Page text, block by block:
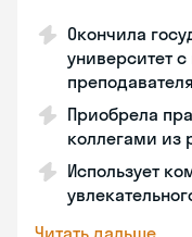
Окончила
университет
Приобрела
коллегами из
Использует
Читать дальше